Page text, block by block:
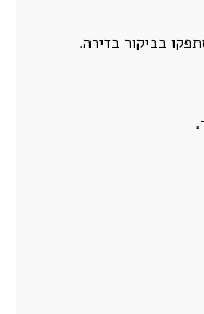
בביקור בדירה.